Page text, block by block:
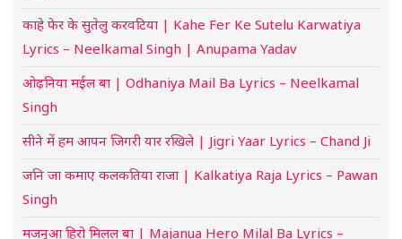
काहे फेर के सुतेलु करवटिया | Kahe Fer Ke Sutelu Karwatiya
Lyrics – Neelkamal Singh | Anupama Yadav
ओढ़निया मईल बा | Odhaniya Mail Ba Lyrics – Neelkamal
Singh
सीने में हम आपन जिगरी यार रखिले | Jigri Yaar Lyrics – Chand Ji
जनि जा कमाए कलकतिया राजा | Kalkatiya Raja Lyrics – Pawan
Singh
मजनुआ हिरो मिलल बा | Majanua Hero Milal Ba Lyrics –